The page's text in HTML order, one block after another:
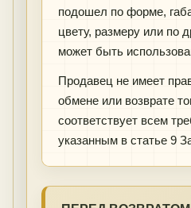
подошел по форме,
цвету, размеру или по
может быть
Продавец не имеет
обмене или возврате
соответствует всем
указанным в статье 9